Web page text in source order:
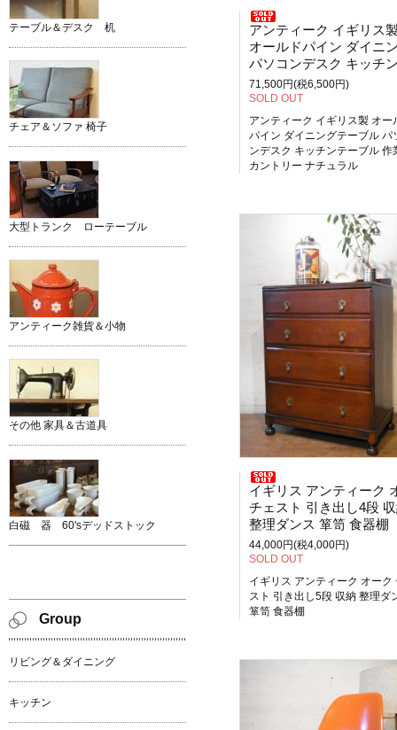
アンティーク イギリス
オールドパイン ダイニングテーブ
パソコンデスク キッチンテーブル 作業
71,500円(税6,500円)
SOLD OUT
アンティーク イギリス製 オー
パイン ダイニングテーブル パ
ンデスク キッチンテーブル 作
カントリー ナチュラル
イギリス アンティーク オー
チェスト 引き出し4段
整理ダンス 箪笥 食器棚
44,000円(税4,000円)
SOLD OUT
イギリス アンティーク オーク
スト 引き出し5段 収納 整理ダ
箪笥 食器棚
テーブル＆デスク 机
チェア＆ソファ 椅子
大型トランク ローテーブル
アンティーク雑貨＆小物
その他 家具＆古道具
白磁 器 60'sデッドストック
Group
リビング＆ダイニング
キッチン